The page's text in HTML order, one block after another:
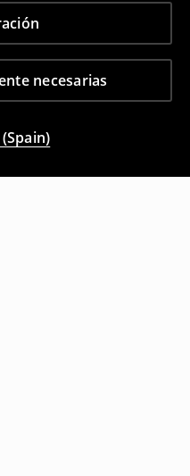
necesarias